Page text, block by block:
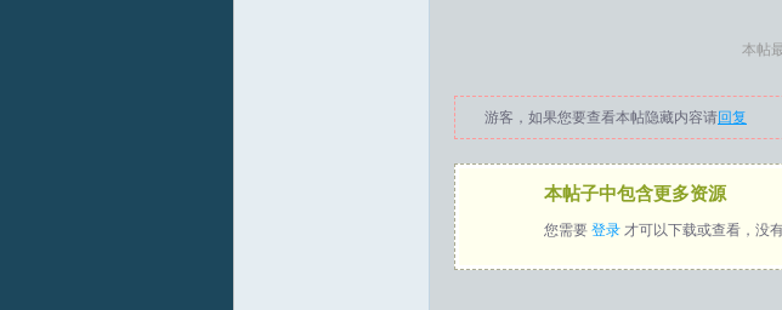
本帖
游客，如果您要查看本帖隐藏内容请回复
本帖子中包含更多资源
您需要 登录 才可以下载或查看，没